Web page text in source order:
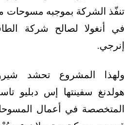
تنفّذ الشركة بموجبه مسوحات
في أنغولا لصالح شركة
إنرجي.
ولهذا المشروع تحشد
المتخصصة في أعمال